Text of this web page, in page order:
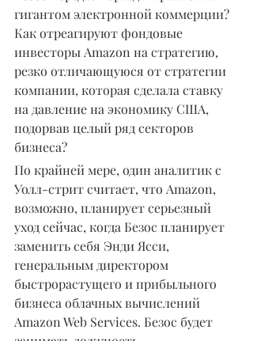
гигантом электронной коммерции?
Как отреагируют фондовые
инвесторы Amazon на стратегию,
резко отличающуюся от стратегии
компании, которая сделала ставку
на давление на экономику США,
подорвав целый ряд секторов
бизнеса?
По крайней мере, один аналитик с
Уолл-стрит считает, что Amazon,
возможно, планирует серьезный
уход сейчас, когда Безос планирует
заменить себя Энди Ясси,
генеральным директором
быстрорастущего и прибыльного
бизнеса облачных вычислений
Amazon Web Services. Безос будет